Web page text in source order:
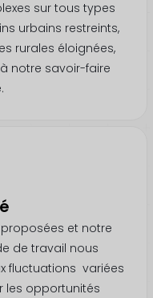
sur tous types
urbains restreints,
rurales éloignées,
notre savoir-faire
et notre
de travail nous
fluctuations variées
les opportunités